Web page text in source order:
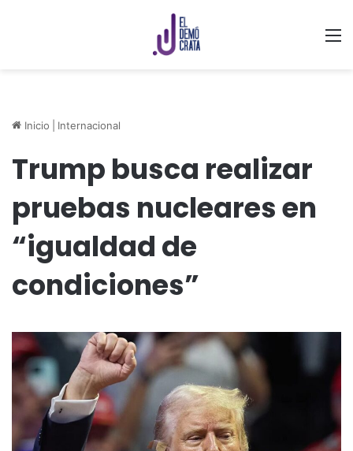
Inicio Internacional
Trump busca realizar
pruebas nucleares en
“igualdad de
condiciones”